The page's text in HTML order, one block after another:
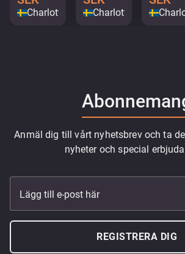
Charlottenberg Charlottenberg
Anmäl dig till vårt nyhetsbrev och ta
nyheter och special
Lägg till e-post här
REGISTRERA DIG